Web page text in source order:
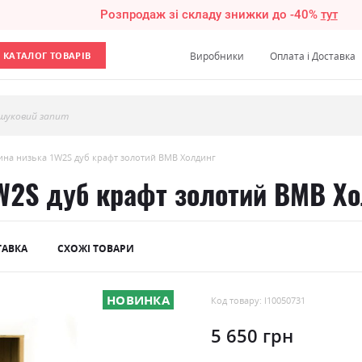
Розпродаж зі складу знижки до -40% тут
КАТАЛОГ ТОВАРІВ Виробники Оплата і Доставка
запит
низька 1W2S дуб крафт золотий ВМВ Холдинг
дуб крафт золотий ВМВ
СХОЖІ ТОВАРИ
НОВИНКА Код товару: l10050731
5 650 грн